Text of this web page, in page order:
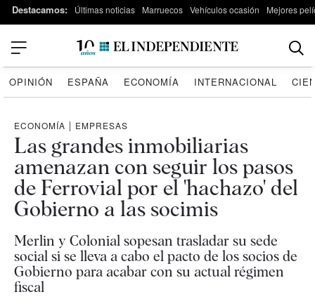
Destacamos: Últimas noticias Marruecos Vehículos ocasión Mejores
OPINIÓN ESPAÑA ECONOMÍA INTERNACIONAL
ECONOMÍA | EMPRESAS
Las grandes inmobiliarias
amenazan con seguir los pasos
de Ferrovial por el 'hachazo' del
Gobierno a las socimis
Merlin y Colonial sopesan trasladar su sede
social si se lleva a cabo el pacto de los socios de
Gobierno para acabar con su actual régimen
fiscal